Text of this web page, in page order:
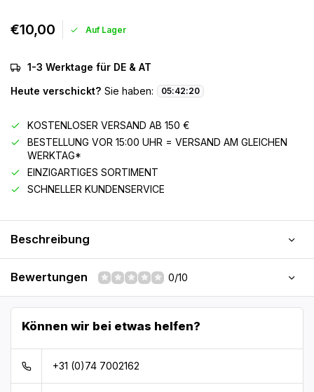
€10,00 Auf Lager
1-3 Werktage für DE & AT
Heute verschickt? Sie haben: 05:42:20
KOSTENLOSER VERSAND AB 150 €
BESTELLUNG VOR 15:00 UHR = VERSAND AM GLEICHEN
WERKTAG*
EINZIGARTIGES SORTIMENT
SCHNELLER KUNDENSERVICE
Beschreibung
Bewertungen 0/10
Können wir bei etwas helfen?
+31 (0)74 7002162